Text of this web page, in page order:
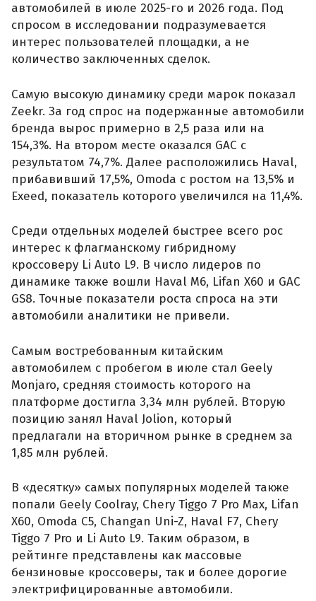
автомобилей в июле 2025-го и 2026 года. Под
спросом в исследовании подразумевается
интерес пользователей площадки, а не
количество заключенных сделок.
Самую высокую динамику среди марок показал
Zeekr. За год спрос на подержанные автомобили
бренда вырос примерно в 2,5 раза или на
154,3%. На втором месте оказался GAC с
результатом 74,7%. Далее расположились Haval,
прибавивший 17,5%, Omoda с ростом на 13,5% и
Exeed, показатель которого увеличился на 11,4%.
Среди отдельных моделей быстрее всего рос
интерес к флагманскому гибридному
кроссоверу Li Auto L9. В число лидеров по
динамике также вошли Haval M6, Lifan X60 и GAC
GS8. Точные показатели роста спроса на эти
автомобили аналитики не привели.
Самым востребованным китайским
автомобилем с пробегом в июле стал Geely
Monjaro, средняя стоимость которого на
платформе достигла 3,34 млн рублей. Вторую
позицию занял Haval Jolion, который
предлагали на вторичном рынке в среднем за
1,85 млн рублей.
В «десятку» самых популярных моделей также
попали Geely Coolray, Chery Tiggo 7 Pro Max, Lifan
X60, Omoda C5, Changan Uni-Z, Haval F7, Chery
Tiggo 7 Pro и Li Auto L9. Таким образом, в
рейтинге представлены как массовые
бензиновые кроссоверы, так и более дорогие
электрифицированные автомобили.